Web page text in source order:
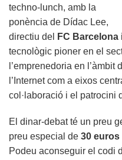
CTecno
2020
techno-lunch, amb la
ponència de Dídac Lee,
directiu del
FC Barcelona i
tecnològic pioner en el
l’emprenedoria en
l’Internet com a eixos
col·laboració i el patrocini
El dinar-debat té un preu
preu especial de 30 euros
Podeu aconseguir el codi